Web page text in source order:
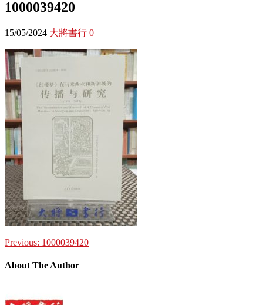
1000039420
15/05/2024 大將書行 0
Previous: 1000039420
About The Author